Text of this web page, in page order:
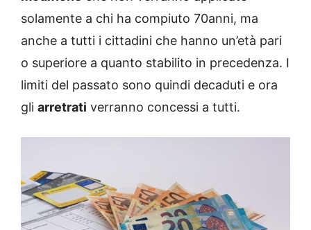
solamente a chi ha compiuto 70anni, ma
anche a tutti i cittadini che hanno un’età pari
o superiore a quanto stabilito in precedenza. I
limiti del passato sono quindi decaduti e ora
gli arretrati verranno concessi a tutti.